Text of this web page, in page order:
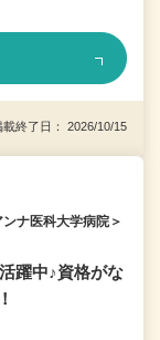
終了日： 2026/10/15
ナ医科大学病院＞
躍中♪資格がな